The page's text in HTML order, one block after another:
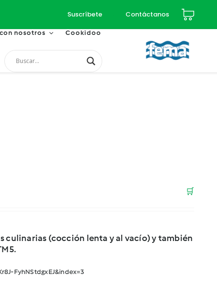
Suscríbete Contáctanos
nosotros Cookidoo
🛒
culinarias (cocción lenta y al vacío) y también
FyhNStdgxEJ&index=3